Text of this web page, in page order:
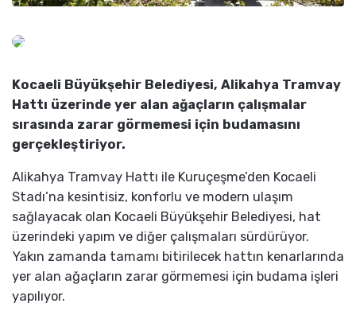
Kocaeli Büyükşehir Belediyesi, Alikahya Tramvay
Hattı üzerinde yer alan ağaçların çalışmalar
sırasında zarar görmemesi için budamasını
gerçekleştiriyor.
Alikahya Tramvay Hattı ile Kuruçeşme’den Kocaeli
Stadı’na kesintisiz, konforlu ve modern ulaşım
sağlayacak olan Kocaeli Büyükşehir Belediyesi, hat
üzerindeki yapım ve diğer çalışmaları sürdürüyor.
Yakın zamanda tamamı bitirilecek hattın kenarlarında
yer alan ağaçların zarar görmemesi için budama işleri
yapılıyor.